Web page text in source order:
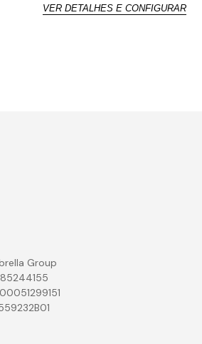
VER DETALHES E CONFIGURAR
Group